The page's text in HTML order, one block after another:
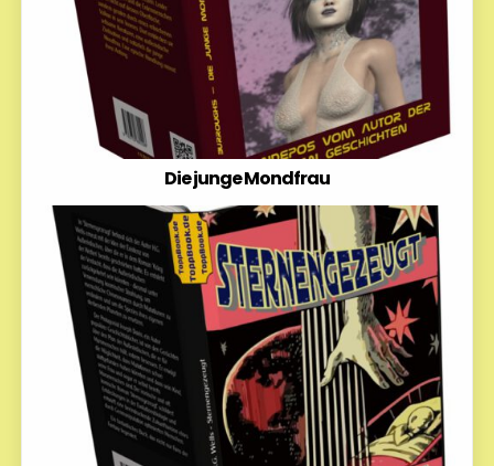
Die junge Mondfrau